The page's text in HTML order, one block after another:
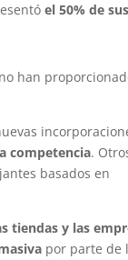
el 50% de
han
competencia.
basados en
tiendas y las
por parte de